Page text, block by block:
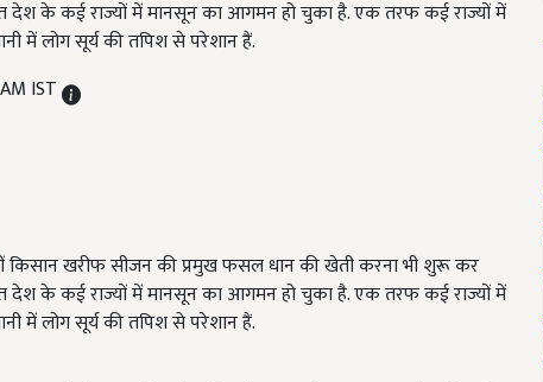
देश के कई राज्यों में मानसून का आगमन हो चुका है. एक तरफ कई राज्यों में
में लोग सूर्य की तपिश से परेशान हैं.
IST
किसान खरीफ सीजन की प्रमुख फसल धान की खेती करना भी शुरू कर
देश के कई राज्यों में मानसून का आगमन हो चुका है. एक तरफ कई राज्यों में
में लोग सूर्य की तपिश से परेशान हैं.